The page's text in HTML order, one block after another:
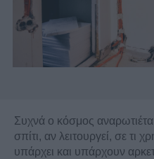
Συχνά ο κόσμος
σπίτι, αν λειτουργεί, σε τι
υπάρχει και υπάρχουν